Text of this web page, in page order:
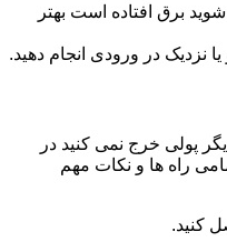
برق افتاده است بهتر
نزدیک در ورودی انجام دهید.
پولی خرج نمی کنید در
راه ها و نکات مهم